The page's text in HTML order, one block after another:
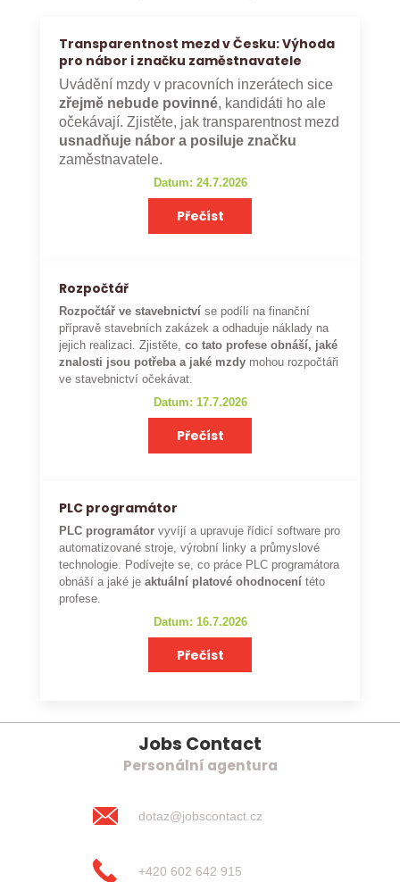
Transparentnost mezd v Česku: Výhoda
pro nábor i značku zaměstnavatele
Uvádění mzdy v pracovních inzerátech sice
zřejmě nebude povinné, kandidáti ho ale
očekávají. Zjistěte, jak transparentnost mezd
usnadňuje nábor a posiluje značku
zaměstnavatele.
Datum: 24.7.2026
Přečíst
Rozpočtář
Rozpočtář ve stavebnictví se podílí na finanční
přípravě stavebních zakázek a odhaduje náklady na
jejich realizaci. Zjistěte,co tato profese obnáší, jaké
znalosti jsou potřeba a jaké mzdy mohou rozpočtáři
ve stavebnictví očekávat.
Datum: 17.7.2026
Přečíst
PLC programátor
PLC programátor vyvíjí a upravuje řídicí software pro
automatizované stroje, výrobní linky a průmyslové
technologie. Podívejte se, co práce PLC programátora
obnáší a jaké je aktuální platové ohodnocení této
profese.
Datum: 16.7.2026
Přečíst
Jobs Contact
Personální agentura
dotaz@jobscontact.cz
+420 602 642 915